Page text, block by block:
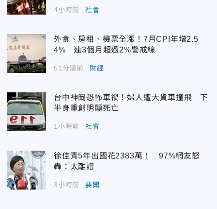
4小時前 社會
外食、房租、機票全漲！7月CPI年增2.5
4% 連3個月超過2%警戒線
51分鐘前 財經
台中神岡恐怖車禍！婦人遭大貨車撞飛 下
半身重創明顯死亡
1小時前 社會
徐佳青5年出國花2383萬！ 97%網友怒
轟：太離譜
3小時前 要聞